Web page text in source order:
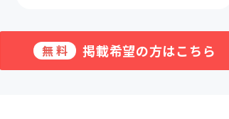
無料 掲載希望の方はこちら